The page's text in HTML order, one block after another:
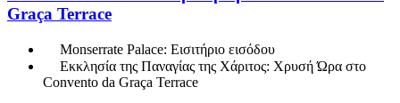
Graça Terrace
Monserrate Palace: Εισιτήριο εισόδου
Εκκλησία της Παναγίας της Χάριτος: Χρυσή Ώρα στο
Convento da Graça Terrace